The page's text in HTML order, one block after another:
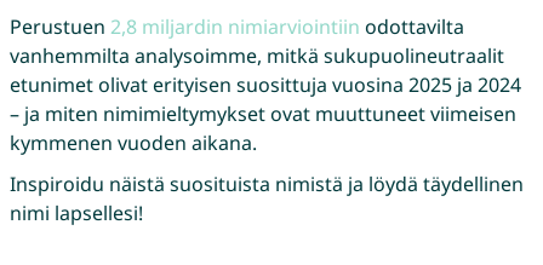
Perustuen 2,8 miljardin nimiarviointiin odottavilta
vanhemmilta analysoimme, mitkä sukupuolineutraalit
etunimet olivat erityisen suosittuja vuosina 2025 ja 2024
– ja miten nimimieltymykset ovat muuttuneet viimeisen
kymmenen vuoden aikana.
Inspiroidu näistä suosituista nimistä ja löydä täydellinen
nimi lapsellesi!